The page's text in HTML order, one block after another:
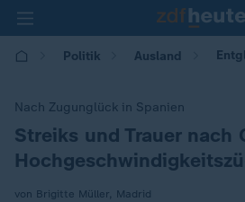
Politik Ausland
Nach Zugunglück in Spanien
:
Streiks und Trauer nach
von Brigitte Müller, Madrid